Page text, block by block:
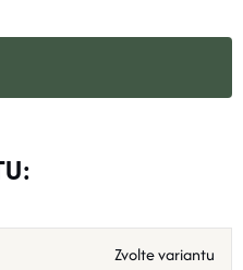
Zvolte variantu